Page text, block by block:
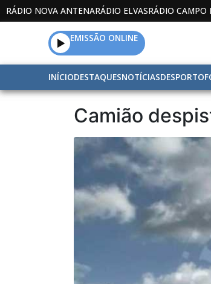
RÁDIO NOVA ANTENARÁDIO ELVASRÁDIO CAMPO
EMISSÃO ONLINE
INÍCIODESTAQUESNOTÍCIASDESPORTO
Camião